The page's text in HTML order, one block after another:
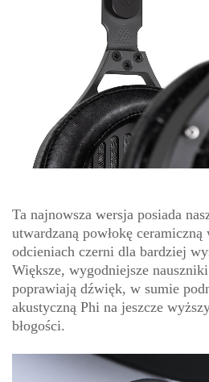
Ta najnowsza wersja posiada
utwardzaną powłokę
odcieniach czerni dla bardziej
Większe, wygodniejsze
poprawiają dźwięk, w sumie
akustyczną Phi na jeszcze
błogości.